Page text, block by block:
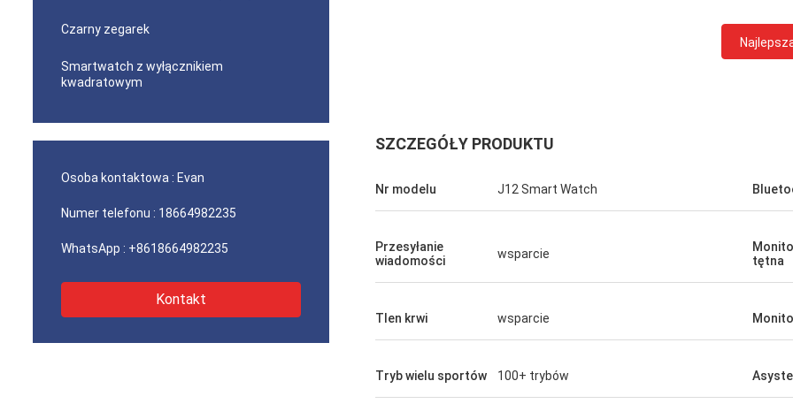
Czarny zegarek
Smartwatch z wyłącznikiem
kwadratowym
Osoba kontaktowa : Evan
Numer telefonu : 18664982235
WhatsApp : +8618664982235
Kontakt
SZCZEGÓŁY PRODUKTU
Nr modelu J12 Smart Watch
Przesyłanie
wiadomości
wsparcie
tętna
Tlen krwi wsparcie
Tryb wielu sportów 100+ trybów